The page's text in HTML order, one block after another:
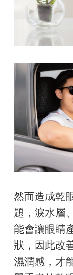
然而造成乾
題，淚水層
能會讓眼睛
狀，因此改
濕潤感，才